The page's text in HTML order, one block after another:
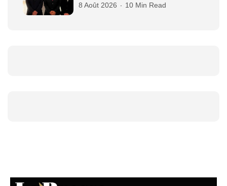
8 Août 2026 10 Min Read